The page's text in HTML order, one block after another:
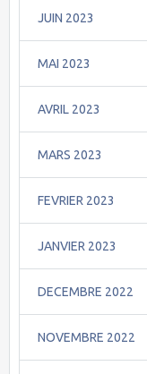
JUIN 2023
MAI 2023
AVRIL 2023
MARS 2023
FEVRIER 2023
JANVIER 2023
DECEMBRE 2022
NOVEMBRE 2022